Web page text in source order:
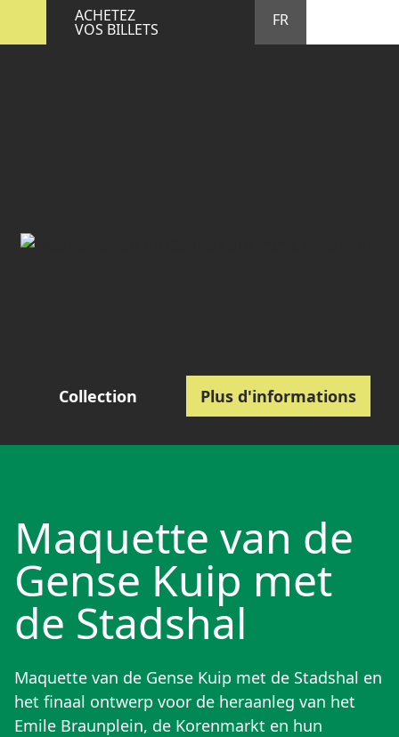
ACHETEZ
VOS BILLETS FR
Collection Plus d'informations
Maquette van de
Gense Kuip met
de Stadshal
Maquette van de Gense Kuip met de Stadshal en
het finaal ontwerp voor de heraanleg van het
Emile Braunplein, de Korenmarkt en hun